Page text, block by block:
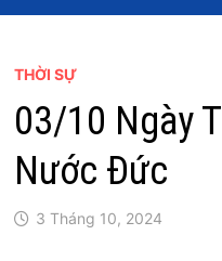
THỜI SỰ
03/10 Ngày
Nước Đức
3 Tháng 10, 2024